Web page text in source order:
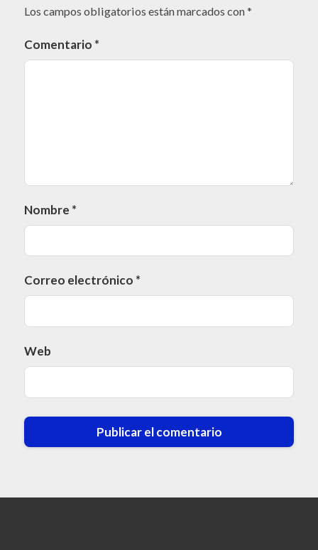
Los campos obligatorios están marcados con*
Comentario *
Nombre *
Correo electrónico *
Web